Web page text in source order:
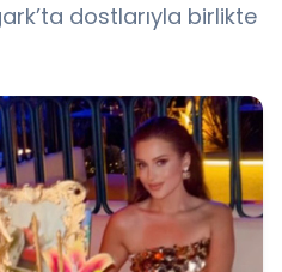
dostlarıyla birlikte